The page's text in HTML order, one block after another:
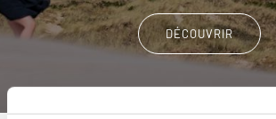
DÉCOUVRIR